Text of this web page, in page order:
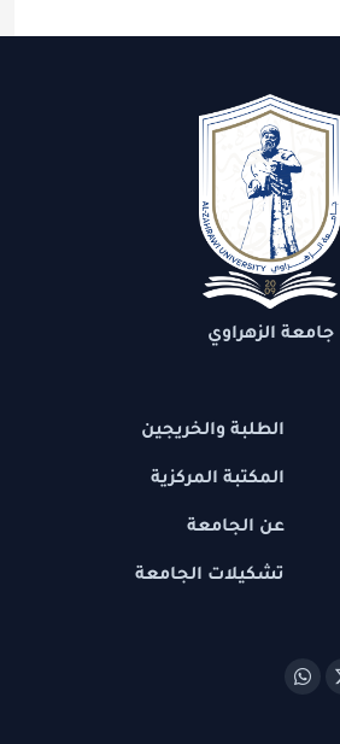
جامعة الزهراوي
الطلبة والخريجين
المكتبة المركزية
عن الجامعة
تشكيلات الجامعة